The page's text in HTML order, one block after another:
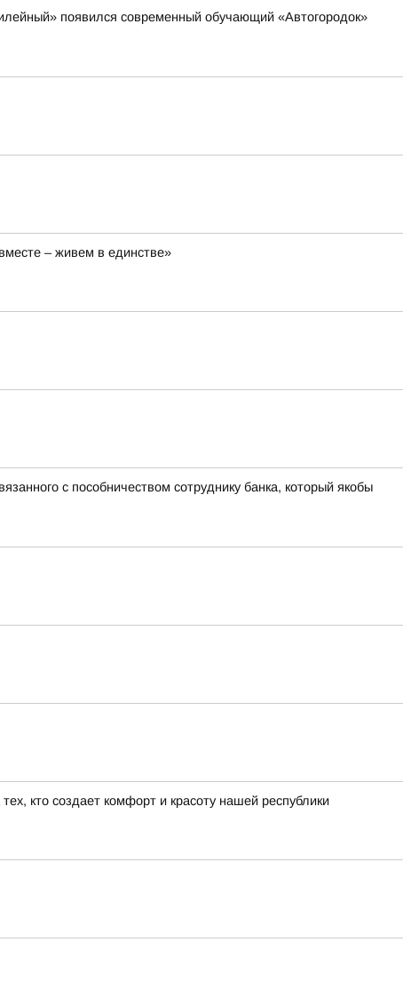
появился современный обучающий «Автогородок»
– живем в единстве»
с пособничеством сотруднику банка, который якобы
кто создает комфорт и красоту нашей республики